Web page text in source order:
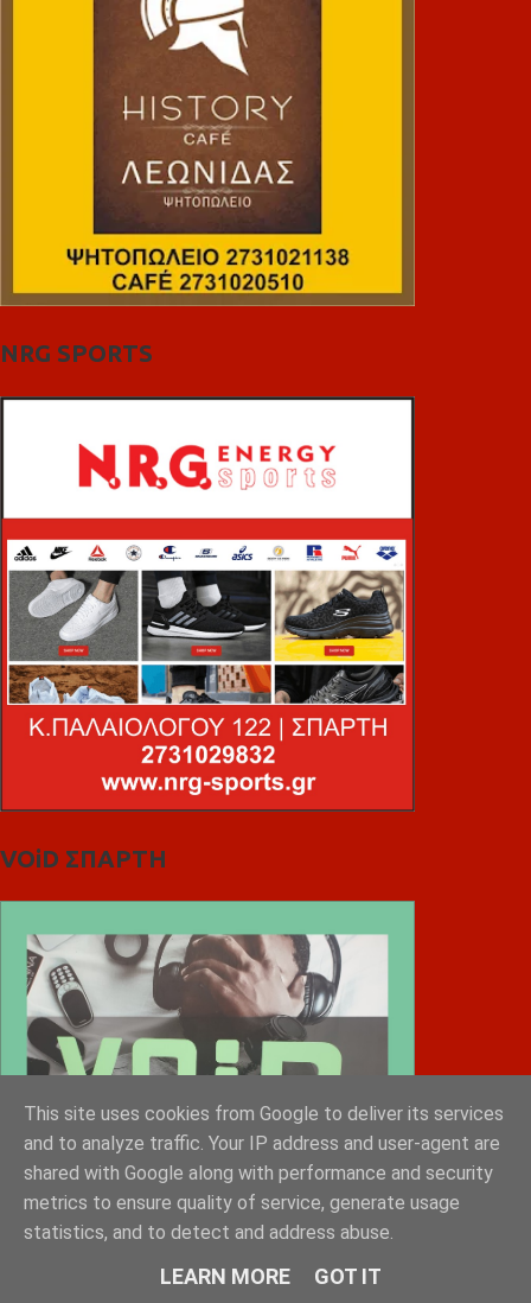
NRG SPORTS
VOiD ΣΠΑΡΤΗ
This site uses cookies from Google to deliver its services
and to analyze traffic. Your IP address and user-agent are
shared with Google along with performance and security
metrics to ensure quality of service, generate usage
statistics, and to detect and address abuse.
LEARN MORE GOT IT